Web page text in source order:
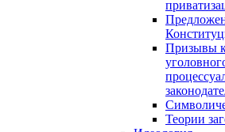
Призывы
Теории